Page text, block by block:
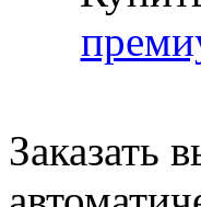
Заказать